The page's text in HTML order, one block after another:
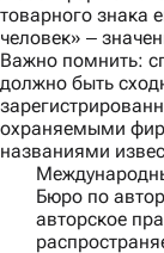
товарного знака
человек» ‒
Важно помнить:
должно быть
охраняемыми
названиями
Бюро по
авторское